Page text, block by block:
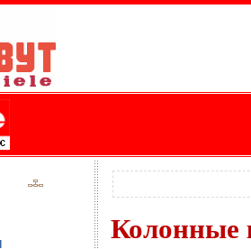
Колонные